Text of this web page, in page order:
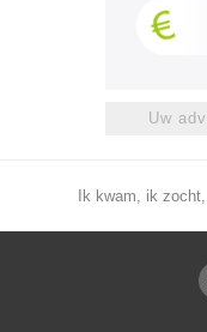
Uw
Ik kwam, ik